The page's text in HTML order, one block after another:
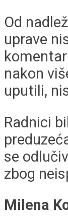
Od
uprave
nakon
uputili,
Radnici
se
zbog
Milena